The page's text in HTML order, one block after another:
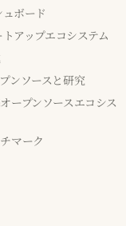
ボード
アップエコシステム
ンソースと研究
ープンソースエコシス
マーク